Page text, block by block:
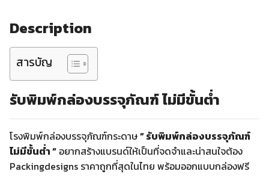
Description
สารบัญ
รับพิมพ์กล่องบรรจุภัณฑ์ ไม่มีขั้นต่ำ
โรงพิมพ์กล่องบรรจุภัณฑ์กระดาษ” รับพิมพ์กล่องบรรจุภัณฑ์
ไม่มีขั้นต่ำ “ อยากสร้างแบรนด์ให้เป็นที่จดจำและน่าสนใจต้อง
Packingdesigns ราคาถูกที่สุดในไทย พร้อมออกแบบกล่องฟรี